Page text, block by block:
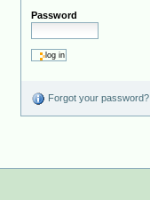
Password
Forgot your password?